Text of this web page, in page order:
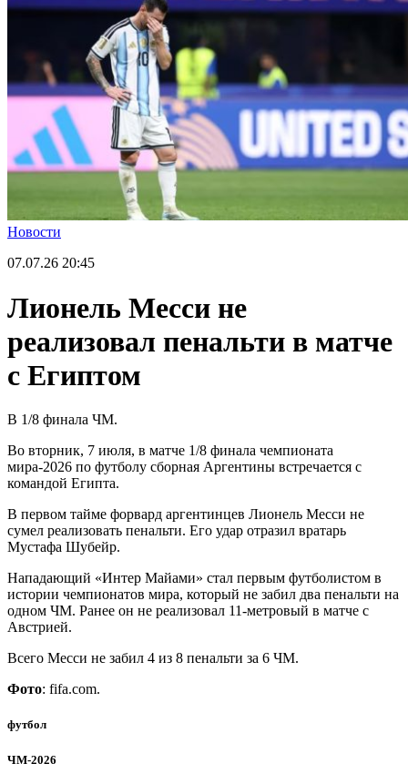
Новости
07.07.26 20:45
Лионель Месси не
реализовал пенальти в матче
с Египтом
В 1/8 финала ЧМ.
Во вторник, 7 июля, в матче 1/8 финала чемпионата
мира-2026 по футболу сборная Аргентины встречается с
командой Египта.
В первом тайме форвард аргентинцев Лионель Месси не
сумел реализовать пенальти. Его удар отразил вратарь
Мустафа Шубейр.
Нападающий «Интер Майами» стал первым футболистом в
истории чемпионатов мира, который не забил два пенальти на
одном ЧМ. Ранее он не реализовал 11-метровый в матче с
Австрией.
Всего Месси не забил 4 из 8 пенальти за 6 ЧМ.
Фото: fifa.com.
футбол
ЧМ-2026